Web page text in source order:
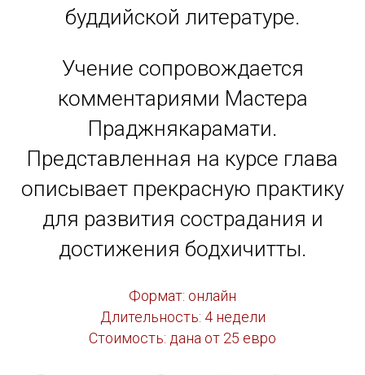
буддийской литературе.
Учение сопровождается
комментариями Мастера
Праджнякарамати.
Представленная на курсе глава
описывает прекрасную практику
для развития сострадания и
достижения бодхичитты.
Формат: онлайн
Длительность: 4 недели
Стоимость: дана от 25 евро